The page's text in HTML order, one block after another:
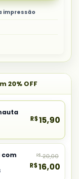
impressão
20% OFF
R$15,90
com
R$20,00
R$16,00